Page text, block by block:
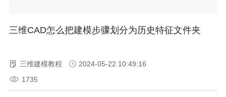
三维CAD怎么把建模步骤划分为历史特征文件夹
三维建模教程
2024-05-22 10:49:16
1735